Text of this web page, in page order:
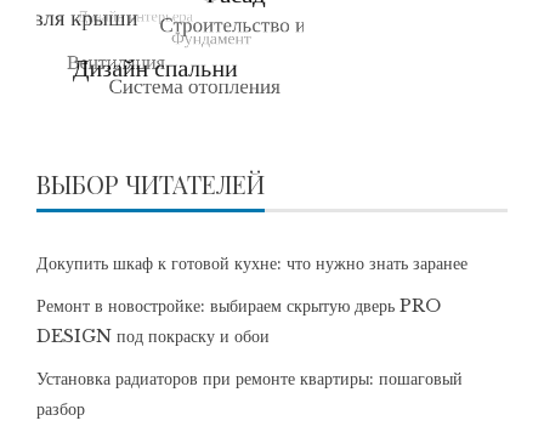
ВЫБОР ЧИТАТЕЛЕЙ
Докупить шкаф к готовой кухне: что нужно знать заранее
Ремонт в новостройке: выбираем скрытую дверь PRO
DESIGN под покраску и обои
Установка радиаторов при ремонте квартиры: пошаговый
разбор